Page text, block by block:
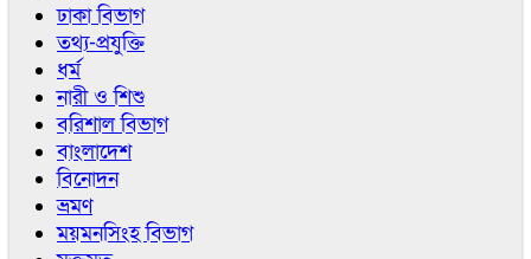
ঢাকা বিভাগ
তথ্য-প্রযুক্তি
ধর্ম
নারী ও শিশু
বরিশাল বিভাগ
বাংলাদেশ
বিনোদন
ভ্রমণ
ময়মনসিংহ বিভাগ